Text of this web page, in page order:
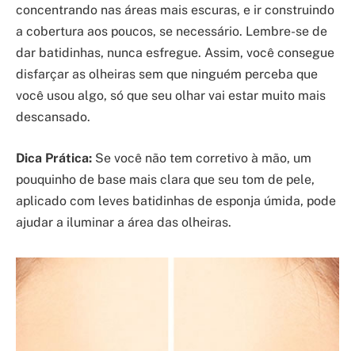
concentrando nas áreas mais escuras, e ir construindo
a cobertura aos poucos, se necessário. Lembre-se de
dar batidinhas, nunca esfregue. Assim, você consegue
disfarçar as olheiras sem que ninguém perceba que
você usou algo, só que seu olhar vai estar muito mais
descansado.
Dica Prática: Se você não tem corretivo à mão, um
pouquinho de base mais clara que seu tom de pele,
aplicado com leves batidinhas de esponja úmida, pode
ajudar a iluminar a área das olheiras.